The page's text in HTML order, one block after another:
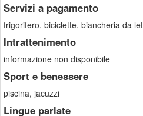
Servizi a pagamento
frigorifero, biciclette, biancheria da
Intrattenimento
informazione non disponibile
Sport e benessere
piscina, jacuzzi
Lingue parlate